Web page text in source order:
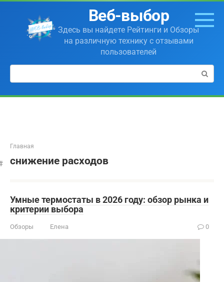
Перейти
контенту
Веб-выбор
Здесь вы найдете Рейтинги и Обзоры
на различную технику с отзывами
пользователей
Поиск:
Главная
снижение расходов
Умные термостаты в 2026 году: обзор рынка и
критерии выбора
Обзоры Елена 0